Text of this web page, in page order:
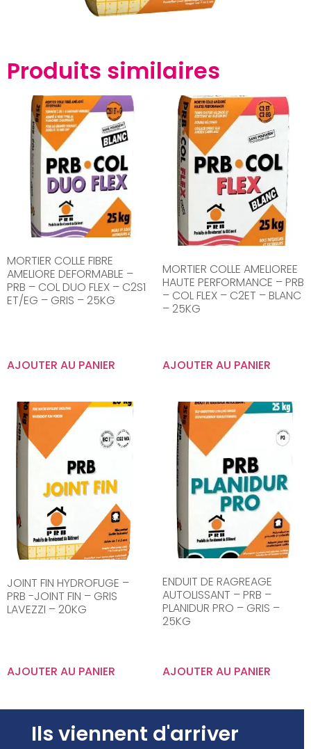
Produits similaires
MORTIER COLLE FIBRE
AMELIORE DEFORMABLE –
PRB – COL DUO FLEX – C2S1
ET/EG – GRIS – 25KG
AJOUTER AU PANIER
MORTIER COLLE AMELIOREE
HAUTE PERFORMANCE – PRB
– COL FLEX – C2ET – BLANC
– 25KG
AJOUTER AU PANIER
JOINT FIN HYDROFUGE –
PRB -JOINT FIN – GRIS
LAVEZZI – 20KG
AJOUTER AU PANIER
ENDUIT DE RAGREAGE
AUTOLISSANT – PRB –
PLANIDUR PRO – GRIS –
25KG
AJOUTER AU PANIER
Ils viennent d'arriver